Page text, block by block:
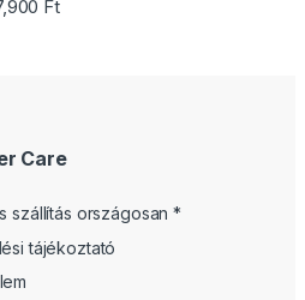
Ft
Care
szállítás országosan *
tájékoztató